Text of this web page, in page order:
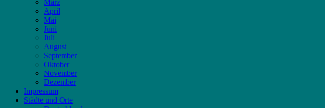
März
April
Mai
Juni
Juli
August
September
Oktober
November
Dezember
Impressum
Städte und Orte